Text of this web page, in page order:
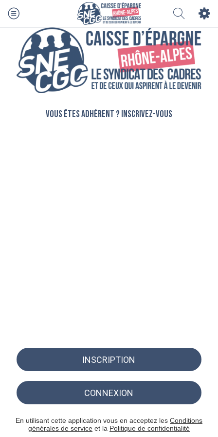
Vous êtes adhérent ? Inscrivez-vous
INSCRIPTION
CONNEXION
En utilisant cette application vous en acceptez les Conditions
générales de service et la Politique de confidentialité